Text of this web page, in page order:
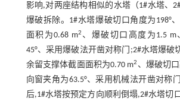
影响,对两座结构相似的水塔（1#水塔、
爆破拆除。1#水塔爆破切口角度为198°
面积为0.68 m2 、爆破切口高度为1.5
45°、采用爆破法开凿对称门;2#水塔爆破
余留支撑体截面面积为0.70 m2 、爆破切
向窗夹角为63.5°、采用机械法开凿对称
后,1#水塔按预定方向顺利倒塌,2#水塔切